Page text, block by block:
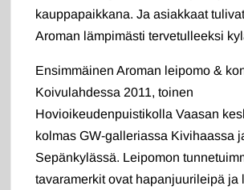
kauppapaikkana. Ja asiakkaat
Aroman lämpimästi tervetulleeksi
Ensimmäinen Aroman leipomo &
Koivulahdessa 2011, toinen
Hovioikeudenpuistikolla Vaasan
kolmas GW-galleriassa Kivihaassa
Sepänkylässä. Leipomon
tavaramerkit ovat hapanjuurileipä ja